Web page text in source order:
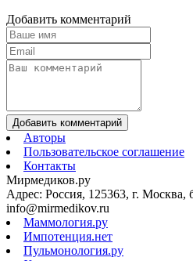
Добавить комментарий
Добавить комментарий
Авторы
Пользовательское соглашение
Контакты
Мирмедиков.ру
Адрес: Россия, 125363, г. Москва,
info@mirmedikov.ru
Маммология.ру
Импотенция.нет
Пульмонология.ру